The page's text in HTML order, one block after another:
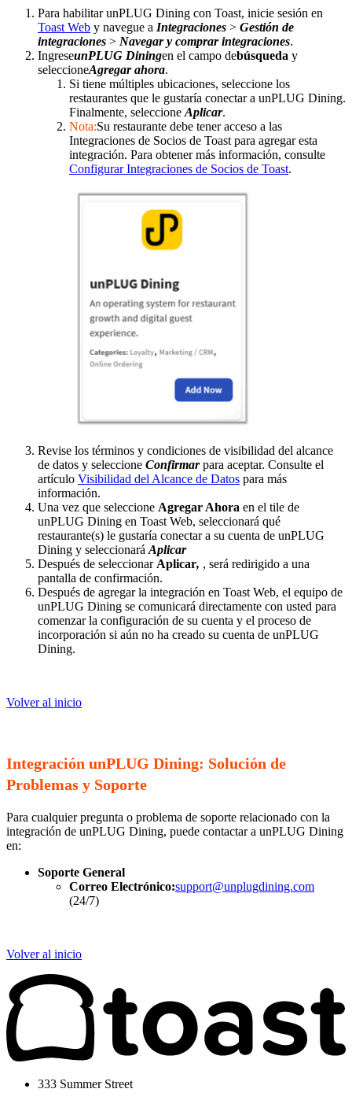
Para habilitar unPLUG Dining con Toast, inicie sesión en
Toast Web y navegue a Integraciones > Gestión de
integraciones > Navegar y comprar integraciones.
IngreseunPLUG Diningen el campo debúsqueda y
seleccioneAgregar ahora.
Si tiene múltiples ubicaciones, seleccione los
restaurantes que le gustaría conectar a unPLUG Dining.
Finalmente, seleccione Aplicar.
Nota:Su restaurante debe tener acceso a las
Integraciones de Socios de Toast para agregar esta
integración. Para obtener más información, consulte
Configurar Integraciones de Socios de Toast.
Revise los términos y condiciones de visibilidad del alcance
de datos y seleccione Confirmarpara aceptar. Consulte el
artículo Visibilidad del Alcance de Datos para más
información.
Una vez que seleccione Agregar Ahora en el tile de
unPLUG Dining en Toast Web, seleccionará qué
restaurante(s) le gustaría conectar a su cuenta de unPLUG
Dining y seleccionará Aplicar
Después de seleccionar Aplicar, , será redirigido a una
pantalla de confirmación.
Después de agregar la integración en Toast Web, el equipo de
unPLUG Dining se comunicará directamente con usted para
comenzar la configuración de su cuenta y el proceso de
incorporación si aún no ha creado su cuenta de unPLUG
Dining.
Volver al inicio
Integración unPLUG Dining: Solución de
Problemas y Soporte
Para cualquier pregunta o problema de soporte relacionado con la
integración de unPLUG Dining, puede contactar a unPLUG Dining
en:
Soporte General
Correo Electrónico:support@unplugdining.com
(24/7)
Volver al inicio
333 Summer Street